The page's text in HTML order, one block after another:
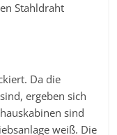
Stahldraht
Da die
ergeben sich
sind
weiß. Die